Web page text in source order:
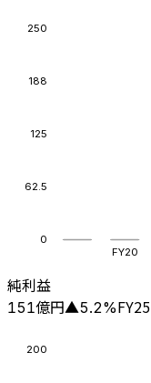
0
62.5
125
188
250
FY20
純利益
151億円▲5.2%FY25
200